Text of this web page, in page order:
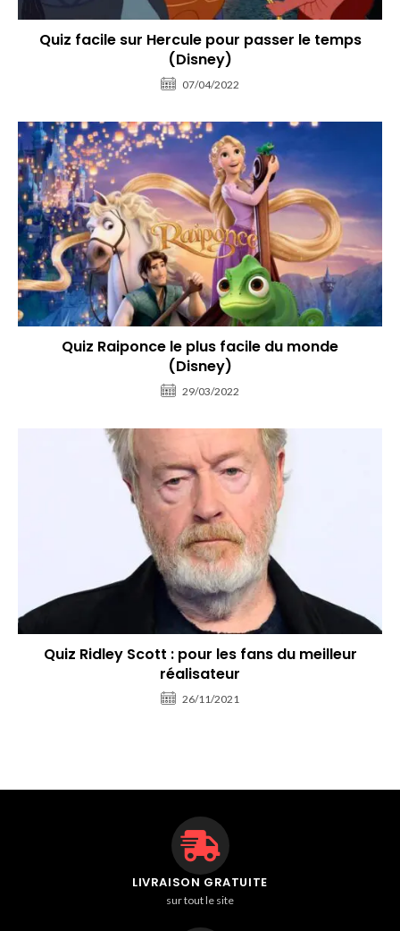
Quiz facile sur Hercule pour passer le temps
(Disney)
07/04/2022
Quiz Raiponce le plus facile du monde
(Disney)
29/03/2022
Quiz Ridley Scott : pour les fans du meilleur
réalisateur
26/11/2021
LIVRAISON GRATUITE
sur tout le site